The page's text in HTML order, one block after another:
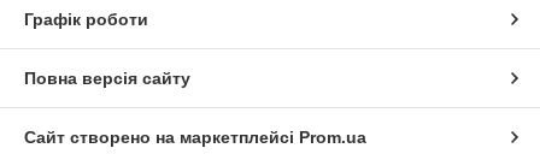
Графік роботи
Повна версія сайту
Сайт створено на маркетплейсі Prom.ua